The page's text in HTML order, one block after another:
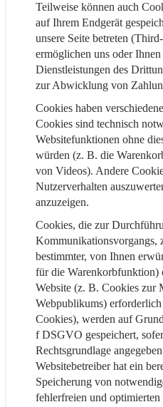
Teilweise können auch
auf Ihrem Endgerät
unsere Seite betreten
ermöglichen uns oder
Dienstleistungen des
zur Abwicklung von
Cookies haben
Cookies sind technisch
Websitefunktionen ohne
würden (z. B. die
von Videos). Andere
Nutzerverhalten
anzuzeigen.
Cookies, die zur
Kommunikationsvorgangs,
bestimmter, von Ihnen
für die Warenkorbfunktion)
Website (z. B. Cookies zur
Webpublikums)
Cookies), werden auf
f DSGVO gespeichert,
Rechtsgrundlage
Websitebetreiber hat ein
Speicherung von
fehlerfreien und